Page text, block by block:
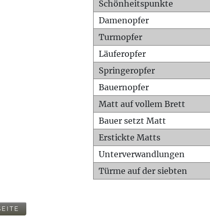
Schönheitspunkte
Damenopfer
Turmopfer
Läuferopfer
Springeropfer
Bauernopfer
Matt auf vollem Brett
Bauer setzt Matt
Erstickte Matts
Unterverwandlungen
Türme auf der siebten